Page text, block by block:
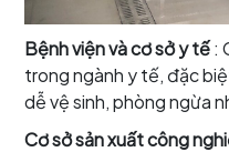
Bệnh viện và cơ sở y tế:
trong ngành y tế, đặc
dễ vệ sinh, phòng ngừa
Cơ sở sản xuất công